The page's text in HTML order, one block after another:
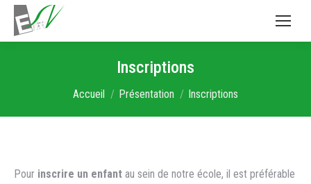
Inscriptions
Vous êtes ici :
Accueil Présentation Inscriptions
Pour inscrire un enfant au sein de notre école, il est préférable